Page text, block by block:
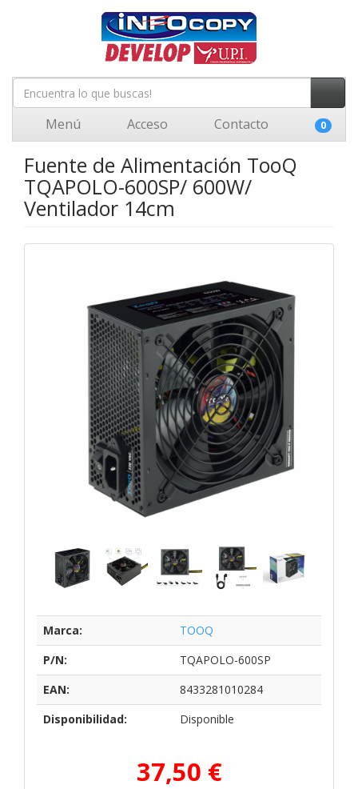
Menú Acceso Contacto 0
Fuente de Alimentación TooQ
TQAPOLO-600SP/ 600W/
Ventilador 14cm
Marca:
TOOQ
P/N:
TQAPOLO-600SP
EAN:
8433281010284
Disponibilidad:
Disponible
37,50 €